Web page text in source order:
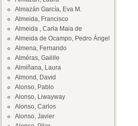
Almazán García, Eva M.
Almeida, Francisco
Almeida , Carla Maia de
Almeida de Ocampo, Pedro Ángel
Almena, Fernando
Alméras, Gaëlle
Almiñana, Laura
Almond, David
Alonso, Pablo
Alonso, Liwayway
Alonso, Carlos
Alonso, Javier